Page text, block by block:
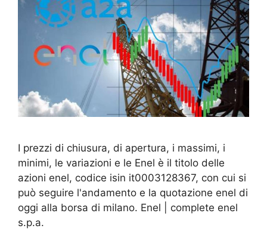
I prezzi di chiusura, di apertura, i massimi, i
minimi, le variazioni e le Enel è il titolo delle
azioni enel, codice isin it0003128367, con cui si
può seguire l'andamento e la quotazione enel di
oggi alla borsa di milano. Enel | complete enel
s.p.a.